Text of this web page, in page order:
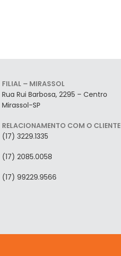
FILIAL – MIRASSOL
Rua Rui Barbosa, 2295 – Centro
Mirassol-SP
RELACIONAMENTO COM O CLIENTE
(17) 3229.1335
(17) 2085.0058
(17) 99229.9566